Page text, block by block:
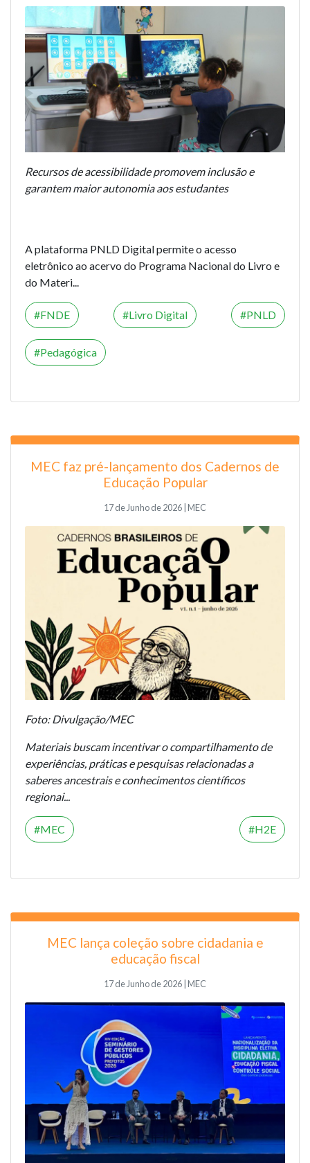
Recursos de acessibilidade promovem inclusão e
garantem maior autonomia aos estudantes
A plataforma PNLD Digital permite o acesso
eletrônico ao acervo do Programa Nacional do Livro e
do Materi...
FNDE Livro Digital PNLD
Pedagógica
MEC faz pré-lançamento dos Cadernos de
Educação Popular
17 de Junho de 2026 | MEC
Foto: Divulgação/MEC
Materiais buscam incentivar o compartilhamento de
experiências, práticas e pesquisas relacionadas a
saberes ancestrais e conhecimentos científicos
regionai...
MEC H2E
MEC lança coleção sobre cidadania e
educação fiscal
17 de Junho de 2026 | MEC